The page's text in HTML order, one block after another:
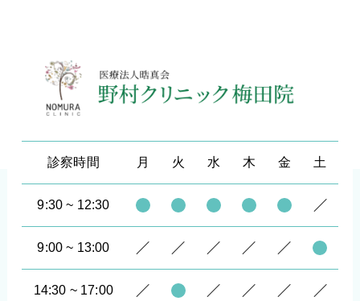
診察時間 月 火 水 木 金 土
9:30 ~ 12:30
9:00 ~ 13:00
14:30 ~ 17:00